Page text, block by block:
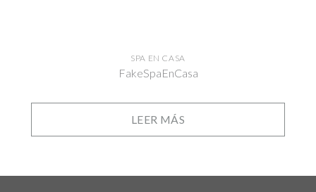
SPA EN CASA
FakeSpaEnCasa
LEER MÁS